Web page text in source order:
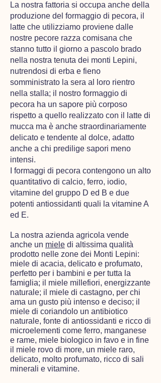
La nostra fattoria si occupa anche della
produzione del formaggio di pecora​, il
latte che utilizziamo proviene dalle
nostre pecore razza comisana che
stanno tutto il giorno a pascolo brado
nella nostra tenuta dei monti Lepini,
nutrendosi di erba e fieno
somministrato la sera al loro rientro
nella stalla; ​il nostro formaggio di
pecora ha un sapore più corposo
rispetto a quello realizzato con il latte di
mucca ma è anche straordinariamente
delicato e tendente al dolce, adatto
anche a chi predilige sapori meno
intensi.
I formaggi di pecora contengono un alto
quantitativo di calcio, ferro, iodio,
vitamine del gruppo D ed B e due
potenti antiossidanti​ quali​ la vitamine A
ed E.
La nostra azienda agricola vende
anche un miele di altissima qualità
prodotto nelle zone dei Monti Lepini:
miele di acacia, delicato e profumato,
perfetto per i bambini e per tutta la
famiglia; il miele millefiori, energizzante
naturale; il miele di castagno, per chi
ama un gusto più intenso e deciso; il
miele di coriandolo un antibiotico
naturale, fonte di antiossidanti e ricco di
microelementi come ferro, manganese
e rame, miele biologico in favo e in fine
il miele rovo di more, un miele raro,
delicato, molto profumato, ricco di sali
minerali e vitamine.